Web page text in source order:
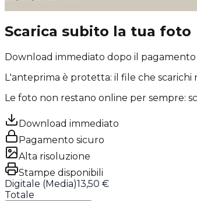
Scarica subito la tua foto
Download immediato dopo il pagamento
L'anteprima è protetta: il file che scarichi
Le foto non restano online per sempre:
Download immediato
Pagamento sicuro
Alta risoluzione
Stampe disponibili
Digitale (Media)13,50 €
Totale